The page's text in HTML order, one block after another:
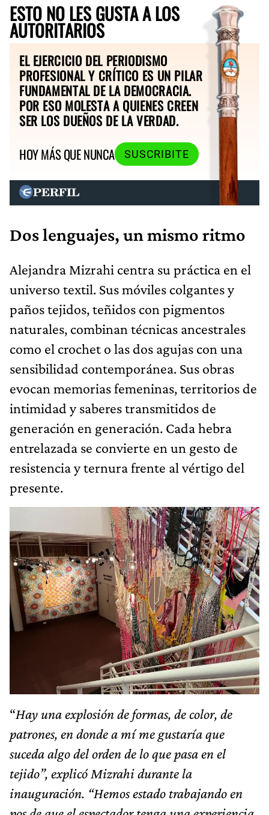
ESTO NO LES GUSTA A LOS
AUTORITARIOS
EL EJERCICIO DEL PERIODISMO
PROFESIONAL Y CRÍTICO ES UN PILAR
FUNDAMENTAL DE LA DEMOCRACIA.
POR ESO MOLESTA A QUIENES CREEN
SER LOS DUEÑOS DE LA VERDAD.
HOY MÁS QUE NUNCA
SUSCRIBITE
Dos lenguajes, un mismo ritmo
Alejandra Mizrahi centra su práctica en el
universo textil. Sus móviles colgantes y
paños tejidos, teñidos con pigmentos
naturales, combinan técnicas ancestrales
como el crochet o las dos agujas con una
sensibilidad contemporánea. Sus obras
evocan memorias femeninas, territorios de
intimidad y saberes transmitidos de
generación en generación. Cada hebra
entrelazada se convierte en un gesto de
resistencia y ternura frente al vértigo del
presente.
“Hay una explosión de formas, de color, de
patrones, en donde a mí me gustaría que
suceda algo del orden de lo que pasa en el
tejido”, explicó Mizrahi durante la
inauguración. “Hemos estado trabajando en